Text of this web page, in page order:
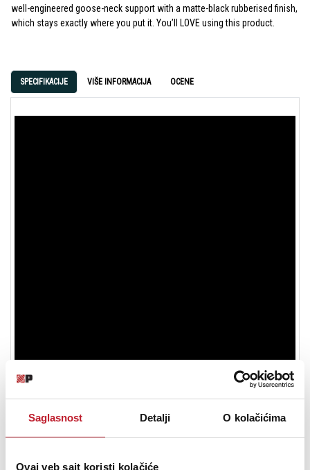
Saglasnost Detalji O kolačićima
Ovaj veb sajt koristi kolačiće
well-engineered goose-neck support with a matte-black rubberised finish,
which stays exactly where you put it. You’ll LOVE using this product.
SPECIFIKACIJE VIŠE INFORMACIJA OCENE
Aston Shield GN